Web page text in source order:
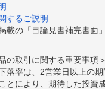
するご説明
載の「目論見書補完書
の取引に関する重要事項
落率は、2営業日以上の
とにより、期待した投